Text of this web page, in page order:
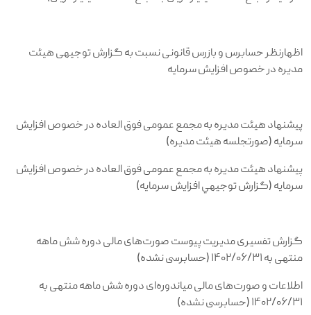
اظهارنظر حسابرس و بازرس قانونی نسبت به گزارش توجیهی هیئت
مدیره در خصوص افزایش سرمایه
پیشنهاد هیئت مدیره به مجمع عمومی فوق العاده در خصوص افزایش
سرمایه (صورتجلسه هيئت مديره)
پیشنهاد هیئت مدیره به مجمع عمومی فوق العاده در خصوص افزایش
سرمایه (گزارش توجيهي افزايش سرمايه)
گزارش تفسیری مدیریت پیوست صورت‌های مالی دوره شش ماهه
منتهی به ۱۴۰۲/۰۶/۳۱ (حسابرسی نشده)
اطلاعات و صورت‌های مالی میاندوره‌ای دوره شش ماهه منتهی به
۱۴۰۲/۰۶/۳۱ (حسابرسی نشده)